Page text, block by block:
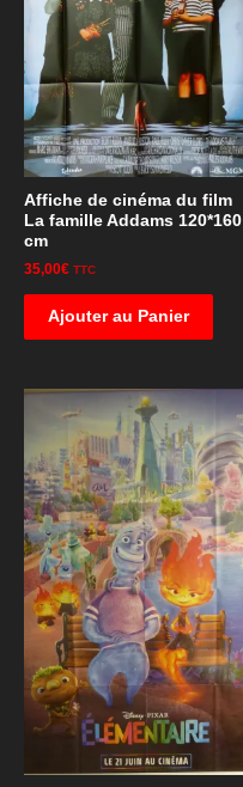
Affiche de cinéma du film
La famille Addams 120*160
cm
35,00€ TTC
Ajouter au Panier